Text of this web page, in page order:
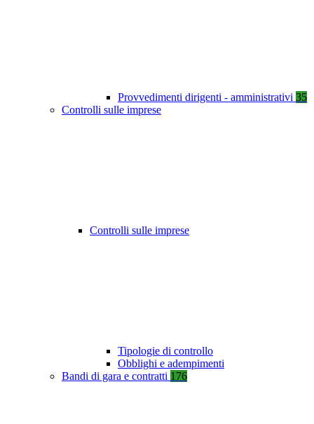
Provvedimenti dirigenti - amministrativi 35
Controlli sulle imprese
Controlli sulle imprese
Tipologie di controllo
Obblighi e adempimenti
Bandi di gara e contratti 176